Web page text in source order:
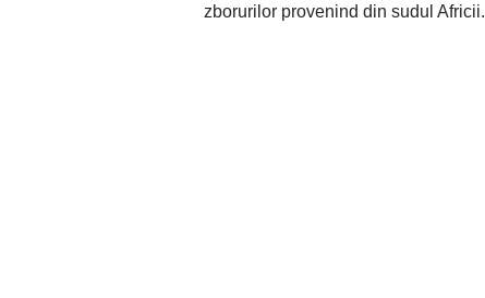
zborurilor provenind din sudul Africii.